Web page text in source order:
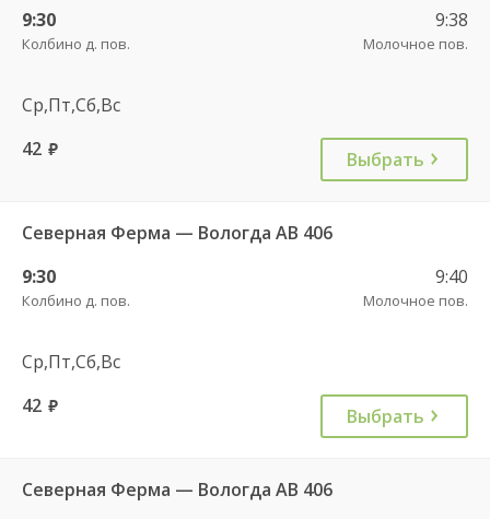
9:30
Колбино д. пов.
9:38
Молочное пов.
Ср,Пт,Сб,Вс
42 руб. Выбрать
Северная Ферма — Вологда АВ 406
9:30
Колбино д. пов.
9:40
Молочное пов.
Ср,Пт,Сб,Вс
42 руб. Выбрать
Северная Ферма — Вологда АВ 406